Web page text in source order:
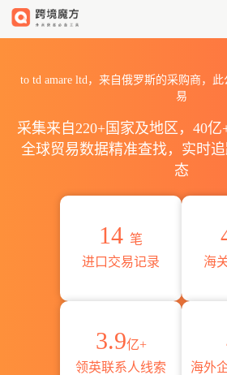
to td amare ltd，来自俄罗斯的采购商，
易
采集来自220+国家及地区，40亿
全球贸易数据精准查找，实时
态
14 笔
进口交易记录
海
3.9亿+
领英联系人线索
海外